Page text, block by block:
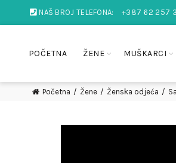
NAŠ BROJ TELEFONA: +387 62 257
POČETNA ŽENE MUŠKARCI
Početna Žene Ženska odjeća